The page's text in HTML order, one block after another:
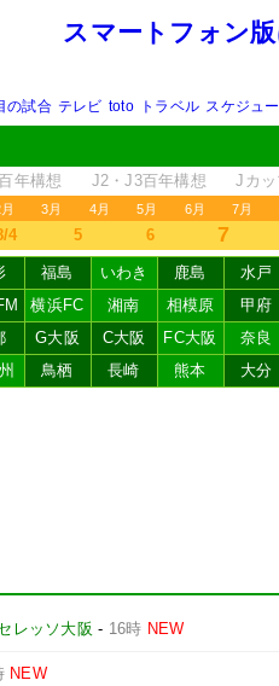
スマートフォン
の試合 テレビ toto トラベル スケジュ
年構想 J2・J3百年構想 Jカ
3月 4月 5月 6月 7月
4 5 6 7
福島 いわき 鹿島 水戸
横浜FC 湘南 相模原 甲府
G大阪 C大阪 FC大阪 奈良
鳥栖 長崎 熊本 大分
レッソ大阪 - 16時 NEW
NEW